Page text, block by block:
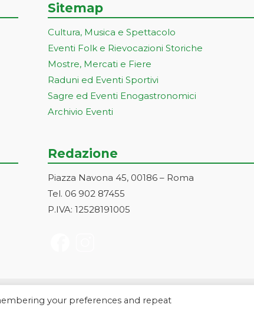
Sitemap
Cultura, Musica e Spettacolo
Eventi Folk e Rievocazioni Storiche
Mostre, Mercati e Fiere
Raduni ed Eventi Sportivi
Sagre ed Eventi Enogastronomici
Archivio Eventi
Redazione
Piazza Navona 45, 00186 – Roma
Tel. 06 902 87455
P.IVA: 12528191005
45, 00186 Roma | PI e CF: 12528191005 | markonetsrl@pec.it |
your preferences and repeat